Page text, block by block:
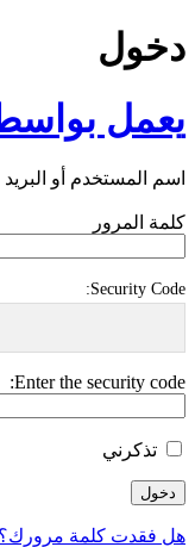
دخول
يعمل
اسم المستخدم أو البريد
كلمة المرور
Security Code:
Enter the security code:
تذكرني
هل فقدت كلمة مرورك؟